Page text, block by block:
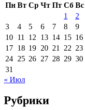
Пн Вт Ср Чт Пт Сб Вс
1
2
3
4 5 6 7 8
9
10 11 12 13 14 15 16
17 18 19 20 21 22 23
24 25 26 27 28 29 30
31
« Июл
Рубрики